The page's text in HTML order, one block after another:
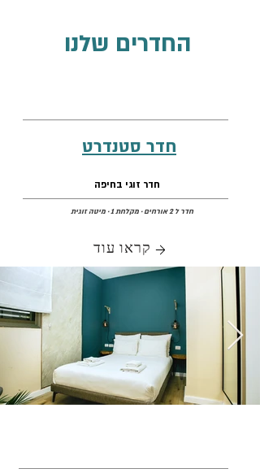
החדרים שלנו
חדר סטנדרט
חדר זוגי בחיפה
חדר ל 2 אורחים · מקלחת 1 · מיטה זוגית
קראו עוד